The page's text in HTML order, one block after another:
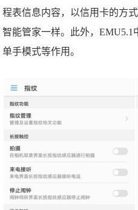
程表信息内容，以信用卡的方
智能管家一样。此外，EMU5.1
单手模式等作用。